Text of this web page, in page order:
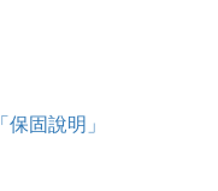
「保固說明」